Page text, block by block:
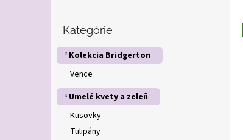
p
n
e
kategórie
Kategórie
Kolekcia Bridgerton
Vence
Umelé kvety a zeleň
Kusovky
Tulipány